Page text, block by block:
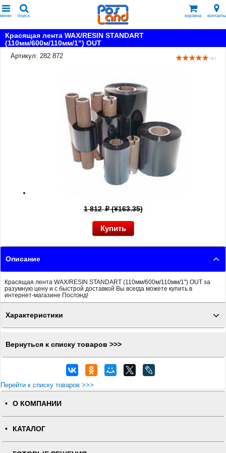
меню поиск корзина контакты
Красящая лента WAX/RESIN STANDART
(110мм/600м/110мм/1") OUT
Артикул: 282 872
( 8 )
1 812p(¥163.35)
Описание
Красящая лента WAX/RESIN STANDART (110мм/600м/110мм/1") OUT за
разумную цену и с быстрой доставкой Вы всегда можете купить в
интернет-магазине Послэнд!
Характеристики
Вернуться к списку товаров >>>
Перейти к списку товаров >>>
О КОМПАНИИ
КАТАЛОГ